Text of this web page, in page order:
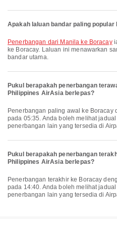
Apakah laluan bandar paling popular
penerbangan dari Manila ke Boracay
ke Boracay. Laluan ini menawarkan
bandar utama.
Pukul berapakah penerbangan
Philippines AirAsia berlepas?
Penerbangan paling awal ke Boracay dengan Philippines AirAsia berlepas
pada 05:35. Anda boleh melihat
penerbangan lain yang tersedia di
Pukul berapakah penerbangan
Philippines AirAsia berlepas?
Penerbangan terakhir ke Boracay dengan Philippines AirAsia berlepas
pada 14:40. Anda boleh melihat
penerbangan lain yang tersedia di